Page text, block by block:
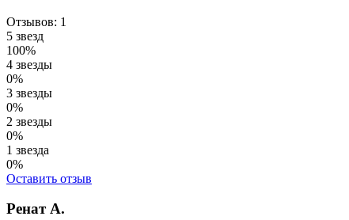
Отзывов: 1
5 звезд
100%
4 звезды
0%
3 звезды
0%
2 звезды
0%
1 звезда
0%
Оставить отзыв
Ренат А.